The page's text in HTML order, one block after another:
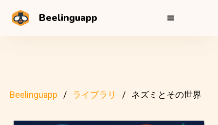
Beelinguapp
Beelinguapp ライブラリ ネズミとその世界